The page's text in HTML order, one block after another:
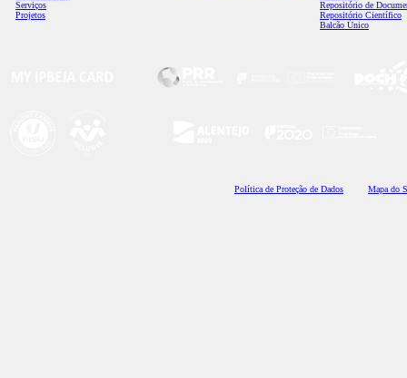
Serviços
Projetos
Repositório de
Repositório Científico
Balcão Único
Política de Proteção de Dados Mapa do